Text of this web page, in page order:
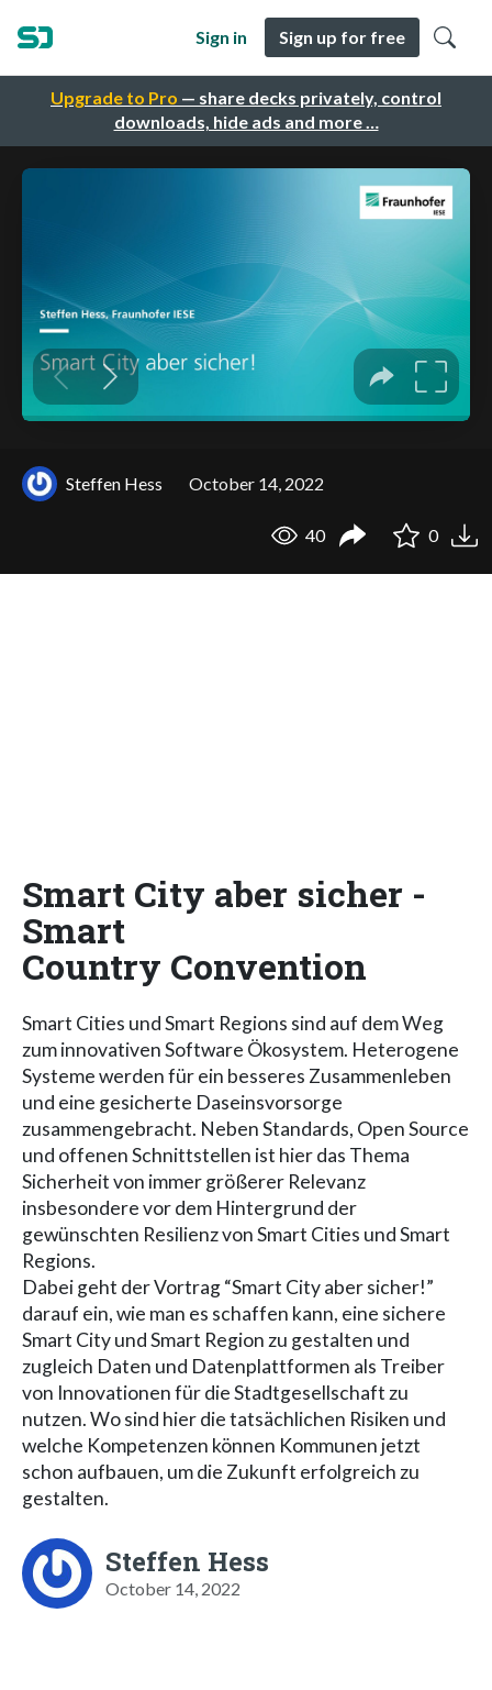
Upgrade to Pro — share decks privately, control
downloads, hide ads and more …
Sign in Sign up for free
Steffen Hess October 14, 2022
40 0
Smart City aber sicher -
Smart
Country Convention
Smart Cities und Smart Regions sind auf dem Weg
zum innovativen Software Ökosystem. Heterogene
Systeme werden für ein besseres Zusammenleben
und eine gesicherte Daseinsvorsorge
zusammengebracht. Neben Standards, Open Source
und offenen Schnittstellen ist hier das Thema
Sicherheit von immer größerer Relevanz
insbesondere vor dem Hintergrund der
gewünschten Resilienz von Smart Cities und Smart
Regions.
Dabei geht der Vortrag “Smart City aber sicher!”
darauf ein, wie man es schaffen kann, eine sichere
Smart City und Smart Region zu gestalten und
zugleich Daten und Datenplattformen als Treiber
von Innovationen für die Stadtgesellschaft zu
nutzen. Wo sind hier die tatsächlichen Risiken und
welche Kompetenzen können Kommunen jetzt
schon aufbauen, um die Zukunft erfolgreich zu
gestalten.
Steffen Hess
October 14, 2022